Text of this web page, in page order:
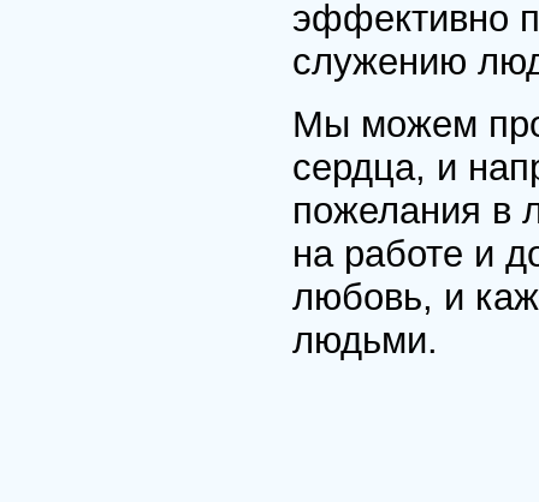
эффективно
служению
Мы можем
сердца, и
пожелания в
на работе и
любовь, и
людьми.